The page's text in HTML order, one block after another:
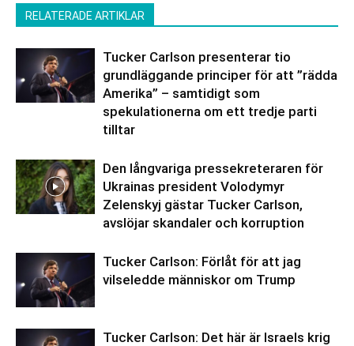
RELATERADE ARTIKLAR
Tucker Carlson presenterar tio
grundläggande principer för att ”rädda
Amerika” – samtidigt som
spekulationerna om ett tredje parti
tilltar
Den långvariga pressekreteraren för
Ukrainas president Volodymyr
Zelenskyj gästar Tucker Carlson,
avslöjar skandaler och korruption
Tucker Carlson: Förlåt för att jag
vilseledde människor om Trump
Tucker Carlson: Det här är Israels krig